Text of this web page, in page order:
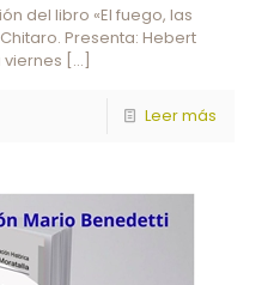
del libro «El fuego, las
Presenta: Hebert
viernes […]
Leer más